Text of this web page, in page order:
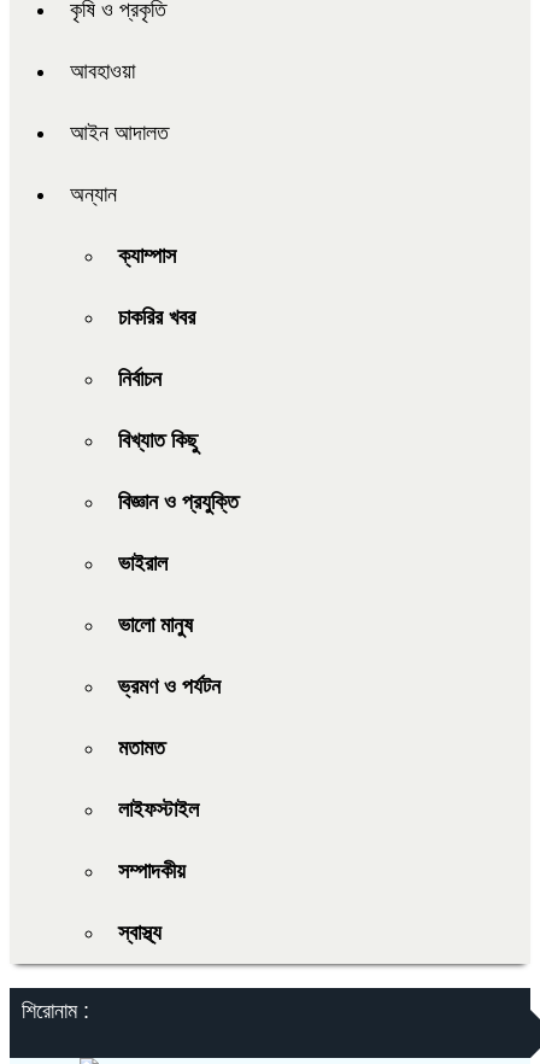
কৃষি ও প্রকৃতি
আবহাওয়া
আইন আদালত
অন্যান
ক্যাম্পাস
চাকরির খবর
নির্বাচন
বিখ্যাত কিছু
বিজ্ঞান ও প্রযুক্তি
ভাইরাল
ভালো মানুষ
ভ্রমণ ও পর্যটন
মতামত
লাইফস্টাইল
সম্পাদকীয়
স্বাস্থ্য
শিরোনাম :